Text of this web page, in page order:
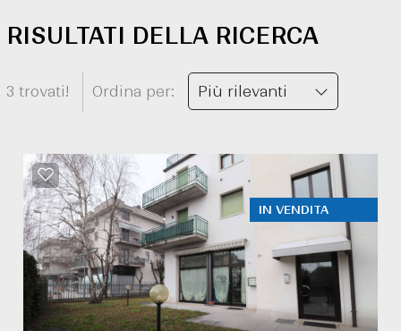
RISULTATI DELLA RICERCA
3 trovati! Ordina per: Più rilevanti
IN VENDITA